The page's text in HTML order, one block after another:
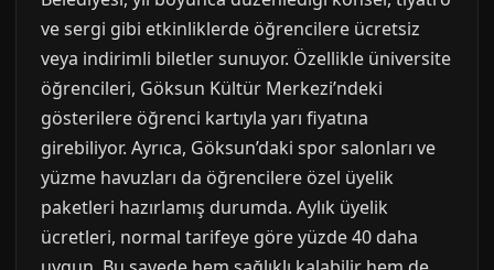
ve sergi gibi etkinliklerde öğrencilere ücretsiz
veya indirimli biletler sunuyor. Özellikle üniversite
öğrencileri, Göksun Kültür Merkezi’ndeki
gösterilere öğrenci kartıyla yarı fiyatına
girebiliyor. Ayrıca, Göksun’daki spor salonları ve
yüzme havuzları da öğrencilere özel üyelik
paketleri hazırlamış durumda. Aylık üyelik
ücretleri, normal tarifeye göre yüzde 40 daha